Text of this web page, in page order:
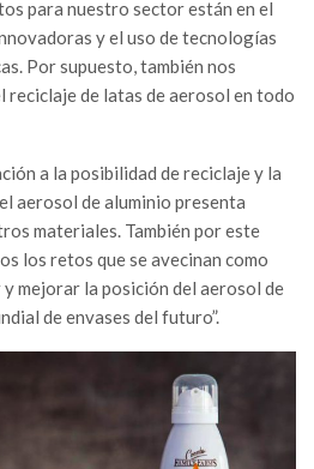
para nuestro sector están en el
y el uso de tecnologías
Por supuesto, también nos
reciclaje de latas de aerosol en todo
a la posibilidad de reciclaje y la
aerosol de aluminio presenta
materiales. También por este
los retos que se avecinan como
mejorar la posición del aerosol de
de envases del futuro”.